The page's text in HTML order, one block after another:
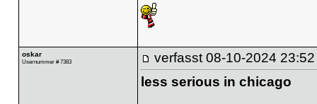
oskar
Usernummer # 7383 verfasst 08-10-2024 23:52
less serious in chicago